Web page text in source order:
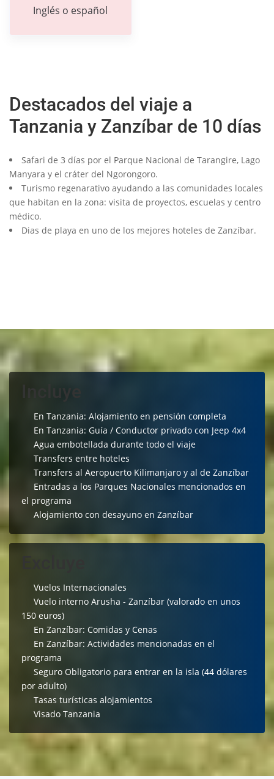
Inglés o español
Destacados del viaje a
Tanzania y Zanzíbar de 10 días
Safari de 3 días por el Parque Nacional de Tarangire, Lago
Manyara y el cráter del Ngorongoro.
Turismo regenarativo ayudando a las comunidades locales
que habitan en la zona: visita de proyectos, escuelas y centro
médico.
Dias de playa en uno de los mejores hoteles de Zanzíbar.
En Tanzania: Alojamiento en pensión completa
En Tanzania: Guía / Conductor privado con Jeep 4x4
Agua embotellada durante todo el viaje
Transfers entre hoteles
Transfers al Aeropuerto Kilimanjaro y al de Zanzíbar
Entradas a los Parques Nacionales mencionados en
el programa
Alojamiento con desayuno en Zanzíbar
Vuelos Internacionales
Vuelo interno Arusha - Zanzíbar (valorado en unos
150 euros)
En Zanzíbar: Comidas y Cenas
En Zanzíbar: Actividades mencionadas en el
programa
Seguro Obligatorio para entrar en la isla (44 dólares
por adulto)
Tasas turísticas alojamientos
Visado Tanzania